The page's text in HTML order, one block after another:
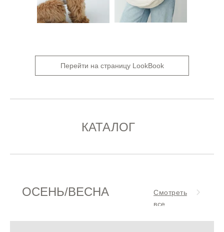
Перейти на страницу LookBook
КАТАЛОГ
ОСЕНЬ/ВЕСНА
Смотреть
все